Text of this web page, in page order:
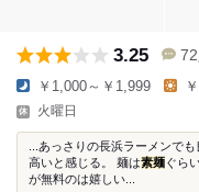
3.25 72
￥1,000～￥1,999
火曜日
...あっさりの長浜ラーメンで
高いと感じる。 麺は素麺ぐら
が無料のは嬉しい...